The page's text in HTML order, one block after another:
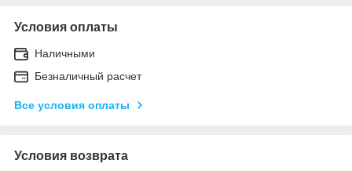
Условия оплаты
Наличными
Безналичный расчет
Все условия оплаты
Условия возврата